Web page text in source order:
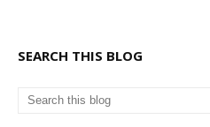
SEARCH THIS BLOG